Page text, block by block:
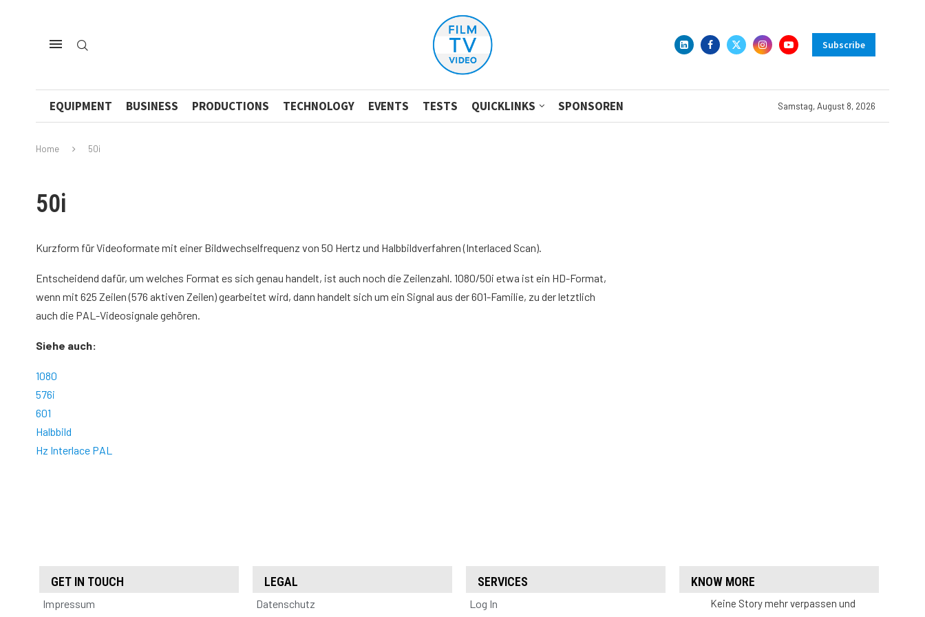
Subscribe
EQUIPMENT BUSINESS PRODUCTIONS TECHNOLOGY EVENTS TESTS QUICKLINKS SPONSOREN Samstag, August 8, 2026
Home 50i
50i
Kurzform für Videoformate mit einer Bildwechselfrequenz von 50 Hertz und Halbbildverfahren (Interlaced Scan).
Entscheidend dafür, um welches Format es sich genau handelt, ist auch noch die Zeilenzahl. 1080/50i etwa ist ein HD-Format,
wenn mit 625 Zeilen (576 aktiven Zeilen) gearbeitet wird, dann handelt sich um ein Signal aus der 601-Familie, zu der letztlich
auch die PAL-Videosignale gehören.
Siehe auch:
1080
576i
601
Halbbild
Hz Interlace PAL
GET IN TOUCH
Impressum
LEGAL
Datenschutz
SERVICES
Log In
KNOW MORE
Keine Story mehr verpassen und